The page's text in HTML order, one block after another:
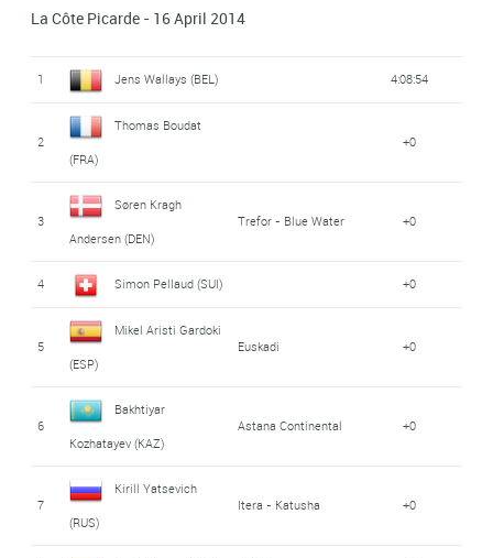
La Côte Picarde - 16 April 2014
1 Jens Wallays (BEL) 4:08:54
2
Thomas Boudat
(FRA)
+0
3
Søren Kragh
Andersen (DEN)
Trefor - Blue Water +0
4 Simon Pellaud (SUI) +0
5
Mikel Aristi Gardoki
(ESP)
Euskadi +0
6
Bakhtiyar
Kozhatayev (KAZ)
Astana Continental +0
7
Kirill Yatsevich
(RUS)
Itera - Katusha +0